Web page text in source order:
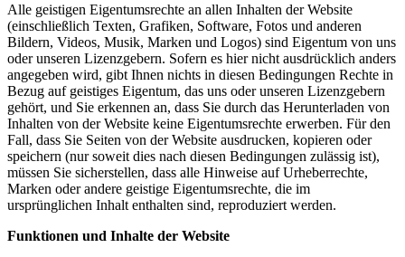
Alle geistigen Eigentumsrechte an allen Inhalten der Website
(einschließlich Texten, Grafiken, Software, Fotos und anderen
Bildern, Videos, Musik, Marken und Logos) sind Eigentum von uns
oder unseren Lizenzgebern. Sofern es hier nicht ausdrücklich anders
angegeben wird, gibt Ihnen nichts in diesen Bedingungen Rechte in
Bezug auf geistiges Eigentum, das uns oder unseren Lizenzgebern
gehört, und Sie erkennen an, dass Sie durch das Herunterladen von
Inhalten von der Website keine Eigentumsrechte erwerben. Für den
Fall, dass Sie Seiten von der Website ausdrucken, kopieren oder
speichern (nur soweit dies nach diesen Bedingungen zulässig ist),
müssen Sie sicherstellen, dass alle Hinweise auf Urheberrechte,
Marken oder andere geistige Eigentumsrechte, die im
ursprünglichen Inhalt enthalten sind, reproduziert werden.
Funktionen und Inhalte der Website